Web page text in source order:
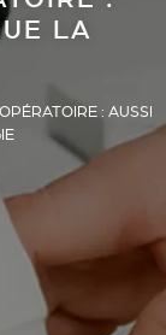
LA
: AUSSI